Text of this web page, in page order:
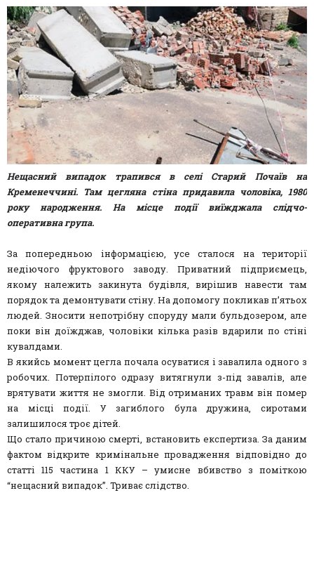
Нещасний випадок трапився в селі Старий Почаїв на
Кременеччині. Там цегляна стіна придавила чоловіка, 1980
року народження. На місце події виїжджала слідчо-
оперативна група.
За попередньою інформацією, усе сталося на території
недіючого фруктового заводу. Приватний підприємець,
якому належить закинута будівля, вирішив навести там
порядок та демонтувати стіну. На допомогу покликав п’ятьох
людей. Зносити непотрібну споруду мали бульдозером, але
поки він доїжджав, чоловіки кілька разів вдарили по стіні
кувалдами.
В якийсь момент цегла почала осуватися і завалила одного з
робочих. Потерпілого одразу витягнули з-під завалів, але
врятувати життя не змогли. Від отриманих травм він помер
на місці події. У загиблого була дружина, сиротами
залишилося троє дітей.
Що стало причиною смерті, встановить експертиза. За даним
фактом відкрите кримінальне провадження відповідно до
статті 115 частина 1 ККУ – умисне вбивство з поміткою
“нещасний випадок”. Триває слідство.